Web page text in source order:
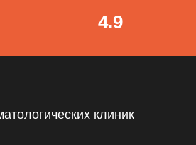
4.9
клиник